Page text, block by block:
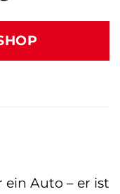
ist:
292,44 €.
ein Auto – er ist